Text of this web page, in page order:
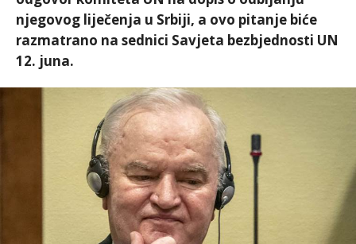
njegovog liječenja u Srbiji, a ovo pitanje biće
razmatrano na sednici Savjeta bezbjednosti UN
12. juna.